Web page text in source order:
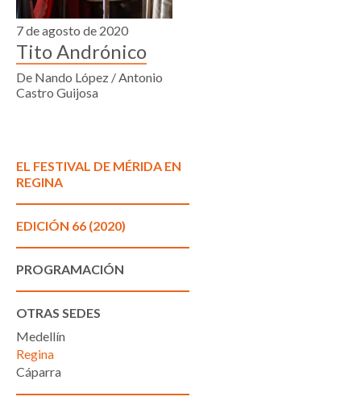
7 de agosto de 2020
Tito Andrónico
De Nando López / Antonio
Castro Guijosa
EL FESTIVAL DE MÉRIDA EN
REGINA
EDICIÓN 66 (2020)
PROGRAMACIÓN
OTRAS SEDES
Medellín
Regina
Cáparra